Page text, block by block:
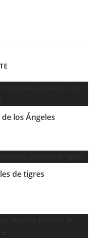
los Ángeles
de tigres